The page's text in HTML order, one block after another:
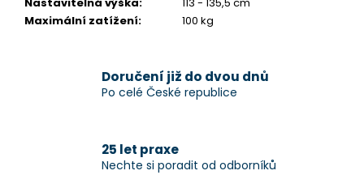
Maximální zatížení: 100 kg
Doručení již do dvou dnů
Po celé České republice
25 let praxe
Nechte si poradit od odborníků